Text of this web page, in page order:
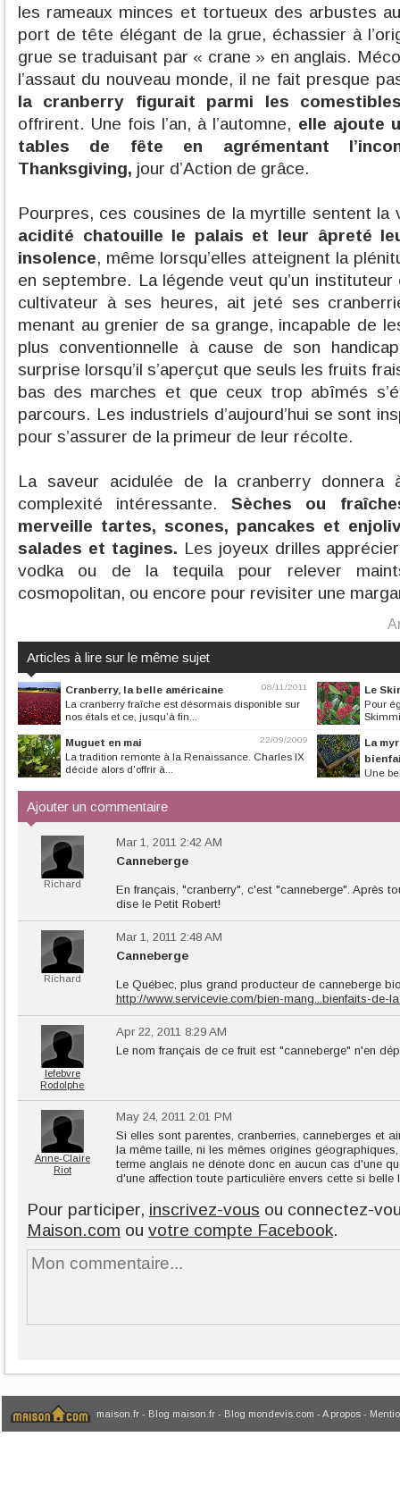
les rameaux minces et tortueux des arbustes
port de tête élégant de la grue, échassier à
grue se traduisant par « crane » en anglais.
l’assaut du nouveau monde, il ne fait presque
la cranberry figurait parmi les
offrirent. Une fois l’an, à l’automne, elle ajoute
tables de fête en agrémentant
Thanksgiving, jour d’Action de grâce.
Pourpres, ces cousines de la myrtille sentent la
acidité chatouille le palais et leur âpreté
insolence, même lorsqu’elles atteignent la
en septembre. La légende veut qu’un
cultivateur à ses heures, ait jeté ses
menant au grenier de sa grange, incapable de
plus conventionnelle à cause de son
surprise lorsqu’il s’aperçut que seuls les fruits
bas des marches et que ceux trop abîmés
parcours. Les industriels d’aujourd’hui se sont
pour s’assurer de la primeur de leur récolte.
La saveur acidulée de la cranberry donnera
complexité intéressante.Sèches ou
merveille tartes, scones, pancakes et
salades et tagines. Les joyeux drilles
vodka ou de la tequila pour relever
cosmopolitan, ou encore pour revisiter une
Articles à lire sur le même sujet
08/11/2011
Cranberry, la belle américaine
La cranberry fraîche est désormais disponible sur
nos étals et ce, jusqu’à fin...
Le
Pour
22/09/2009
Muguet en mai
La tradition remonte à la Renaissance. Charles IX
décide alors d'offrir à...
La
Une
Ajouter un commentaire
Richard
Mar 1, 2011 2:42 AM
Canneberge
En français, "cranberry", c'est "canneberge". Après
dise le Petit Robert!
Richard
Mar 1, 2011 2:48 AM
Canneberge
Le Québec, plus grand producteur de canneberge
http://www.servicevie.com/bien-mang...bienfaits-de-
lefebvre
Rodolphe
Apr 22, 2011 8:29 AM
Le nom français de ce fruit est "canneberge" n'en
Anne-Claire
Riot
May 24, 2011 2:01 PM
Si elles sont parentes, cranberries, canneberges et
la même taille, ni les mêmes origines
terme anglais ne dénote donc en aucun cas d'une
d'une affection toute particulière envers cette si belle
Pour participer, inscrivez-vous ou connectez-
Maison.com ou votre compte Facebook.
maison.fr - Blog maison.fr - Blog mondevis.com - A propos -